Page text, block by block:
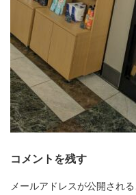
コメントを残す
メールアドレスが公開され